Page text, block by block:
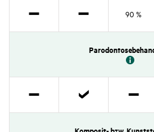
Nicht
Nicht
90 %
Nicht
Zutref­
Nicht